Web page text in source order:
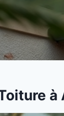
à